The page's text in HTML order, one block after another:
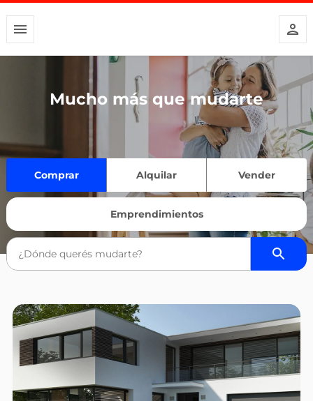
Mucho más que mudarte
Comprar Alquilar Vender
Emprendimientos